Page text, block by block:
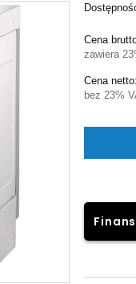
Cena
zawiera
Cena netto:
bez 23%